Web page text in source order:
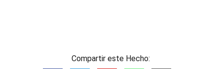
Compartir este Hecho: